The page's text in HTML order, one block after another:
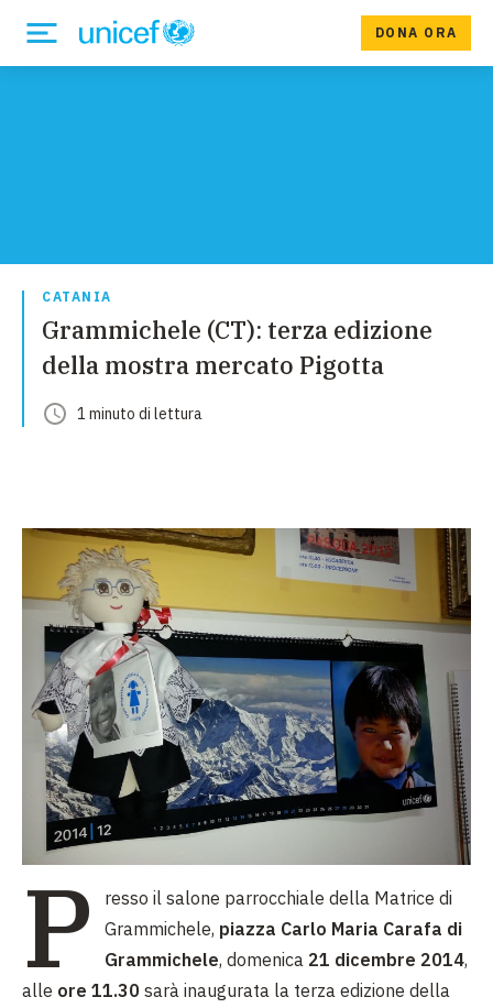
DONA ORA
CATANIA
Grammichele (CT): terza edizione
della mostra mercato Pigotta
1 minuto di lettura
P
resso il salone parrocchiale della Matrice di
Grammichele, piazza Carlo Maria Carafa di
Grammichele, domenica 21 dicembre 2014,
alle ore 11.30 sarà inaugurata la terza edizione della